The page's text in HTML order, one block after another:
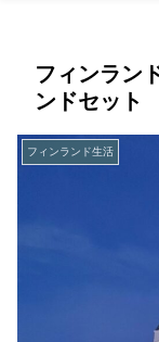
フィンラン
ンドセット
フィンランド生活